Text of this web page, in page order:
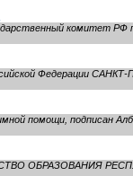
комитет РФ
Федерации
помощи, подписан
ОБРАЗОВАНИЯ